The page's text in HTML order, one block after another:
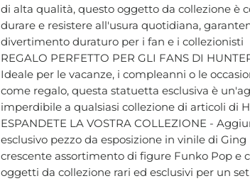
di alta qualità, questo oggetto da collezione è
durare e resistere all'usura quotidiana,
divertimento duraturo per i fan e i collezionisti
REGALO PERFETTO PER GLI FANS DI
Ideale per le vacanze, i compleanni o le
come regalo, questa statuetta esclusiva è
imperdibile a qualsiasi collezione di articoli di
ESPANDETE LA VOSTRA COLLEZIONE -
esclusivo pezzo da esposizione in vinile di Ging
crescente assortimento di figure Funko Pop e
oggetti da collezione rari ed esclusivi per un